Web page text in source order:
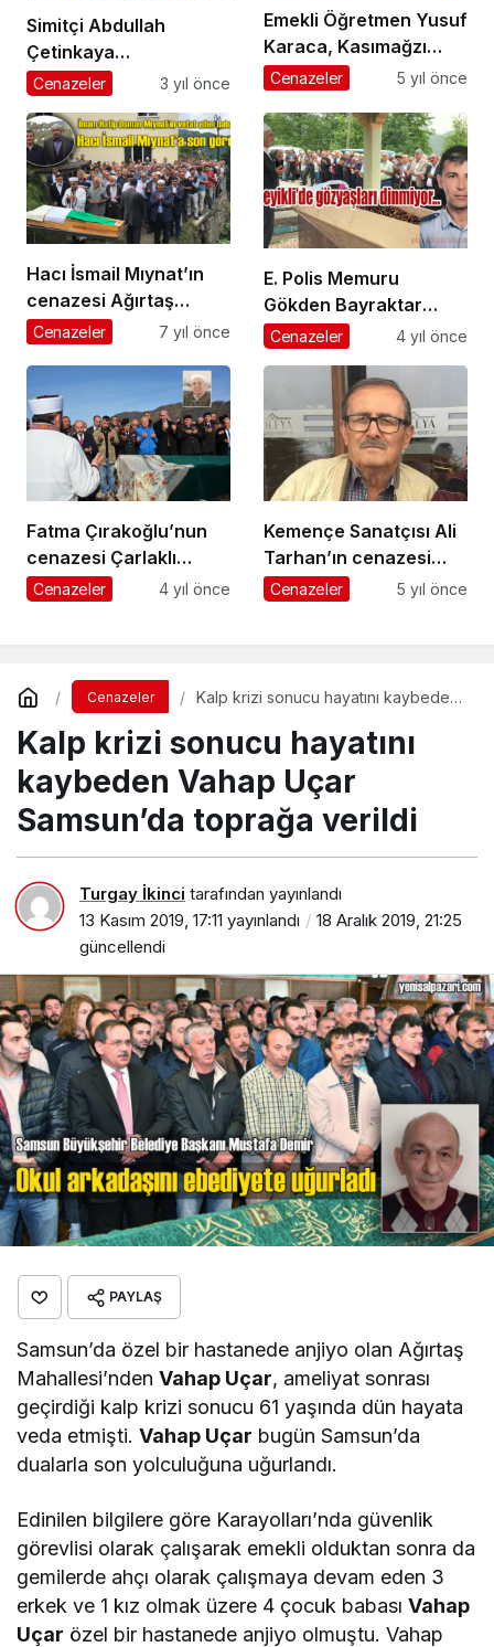
Simitçi Abdullah
Çetinkaya
Beşikdüzü’nde
Cenazeler 3 yıl önce
Emekli Öğretmen Yusuf
Karaca, Kasımağzı
Mahallesi’nde
Cenazeler 5 yıl önce
Hacı İsmail Mıynat’ın
cenazesi Ağırtaş
Mahallesi’nde toprağa
Cenazeler 7 yıl önce
E. Polis Memuru
Gökden Bayraktar
Geyikli Mahallesi’nde
uğurlandı
Cenazeler 4 yıl önce
Fatma Çırakoğlu’nun
cenazesi Çarlaklı
Mahallesi’nde toprağa
Cenazeler 4 yıl önce
Kemençe Sanatçısı Ali
Tarhan’ın cenazesi
Sayvançatak’ta
Cenazeler 5 yıl önce
Cenazeler
Kalp krizi sonucu hayatını kaybeden
verildi
Kalp krizi sonucu hayatını
kaybeden Vahap Uçar
Samsun’da toprağa verildi
Turgay İkinci tarafından yayınlandı
13 Kasım 2019, 17:11 yayınlandı
18 Aralık 2019, 21:25
güncellendi
PAYLAŞ
Samsun’da özel bir hastanede anjiyo olan Ağırtaş
Mahallesi’ndenVahap Uçar, ameliyat sonrası
geçirdiği kalp krizi sonucu 61 yaşında dün hayata
veda etmişti.Vahap Uçar bugün Samsun’da
dualarla son yolculuğuna uğurlandı.
Edinilen bilgilere göre Karayolları’nda güvenlik
görevlisi olarak çalışarak emekli olduktan sonra da
gemilerde ahçı olarak çalışmaya devam eden 3
erkek ve 1 kız olmak üzere 4 çocuk babasıVahap
Uçar özel bir hastanede anjiyo olmuştu. Vahap